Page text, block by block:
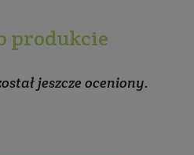
produkcie
jeszcze oceniony.